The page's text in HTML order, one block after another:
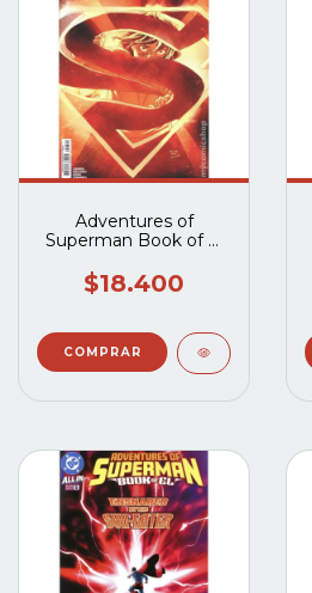
Adventures of
Superman Book of El
(DCUSA05479)
$18.400